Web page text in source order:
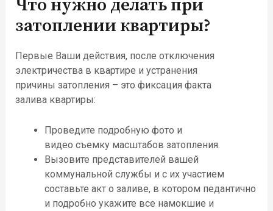
Что нужно делать при
затоплении квартиры?
Первые Ваши действия, после отключения
электричества в квартире и устранения
причины затопления – это фиксация факта
заливаквартиры:
Проведите подробную фото и
видео съемку масштабов затопления.
Вызовите представителей вашей
коммунальной службы и с их участием
составьте акт о заливе, в котором педантично
и подробно укажите все намокшие и